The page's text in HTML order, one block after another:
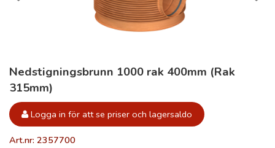
Nedstigningsbrunn 1000 rak 400mm (Rak
315mm)
Logga in för att se priser och lagersaldo
Art.nr: 2357700